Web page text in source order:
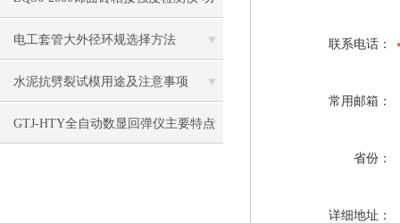
能 特点
电工套管大外径环规选择方法
水泥抗劈裂试模用途及注意事项
GTJ-HTY全自动数显回弹仪主要特点
联系电话：
常用邮箱：
省份：
详细地址：